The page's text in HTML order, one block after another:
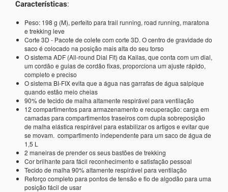
Características:
Peso: 198 g (M), perfeito para trail running, road running, maratona
e trekking leve
Corte 3D - Pacote de colete com corte 3D. O centro de gravidade do
saco é colocado na posição mais alta do seu torso
O sistema ADF (All-round Dial Fit) da Kailas, que conta com um dial,
um cordão e guias de cordão fixas, proporciona um ajuste rápido,
completo e preciso
O sistema BI-FIX evita que a água nas garrafas de água salpique
quando estão meio cheias
90% de tecido de malha altamente respirável para ventilação
12 compartimentos para armazenamento e recuperação: carga em
camadas para compartimentos traseiros com dupla sobreposição
de malha elástica respirável para estabilizar os artigos e evitar que
se movam. compartimento independente para um saco de água de
1,5 L
2 maneiras de prender os seus bastões de trekking
Cor brilhante para fácil reconhecimento e satisfação pessoal
Tecido de malha 90% altamente respirável para ventilação
Reforço completo para pontos de tensão e fio de algodão para uma
posição fácil de usar